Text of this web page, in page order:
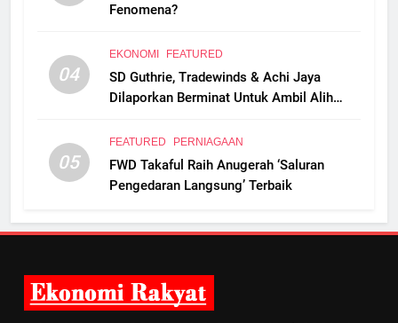
Fenomena?
04
EKONOMI FEATURED
SD Guthrie, Tradewinds & Achi Jaya
Dilaporkan Berminat Untuk Ambil Alih
05
FEATURED PERNIAGAAN
FWD Takaful Raih Anugerah ‘Saluran
Pengedaran Langsung’ Terbaik